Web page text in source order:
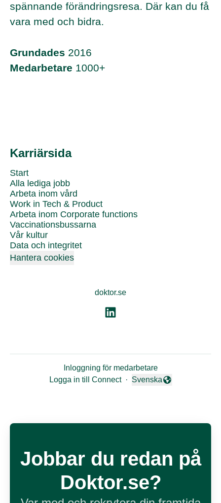
spännande förändringsresa. Där kan du få
vara med och bidra.
Grundades 2016
Medarbetare 1000+
Karriärsida
Start
Alla lediga jobb
Arbeta inom vård
Work in Tech & Product
Arbeta inom Corporate functions
Vaccinationsbussarna
Vår kultur
Data och integritet
Hantera cookies
doktor.se
Inloggning för medarbetare
Logga in till Connect ·
Byt språk
Svenska
Jobbar du redan på
Doktor.se?